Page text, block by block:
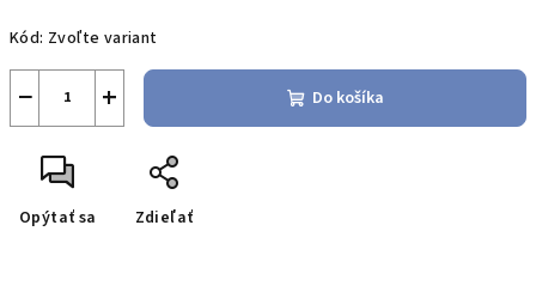
cena:
Kód: Zvoľte variant
+
− Do košíka
Opýtať sa Zdieľať